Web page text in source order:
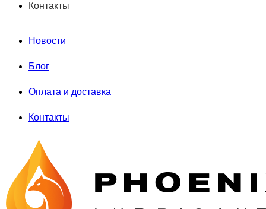
Контакты
Новости
Блог
Оплата и доставка
Контакты